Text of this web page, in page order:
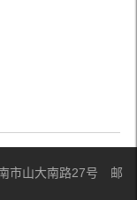
市山大南路27号 邮